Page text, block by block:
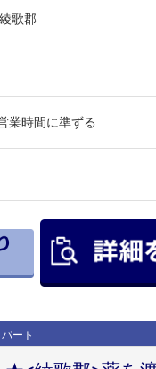
歌郡
業時間に準ずる
パート